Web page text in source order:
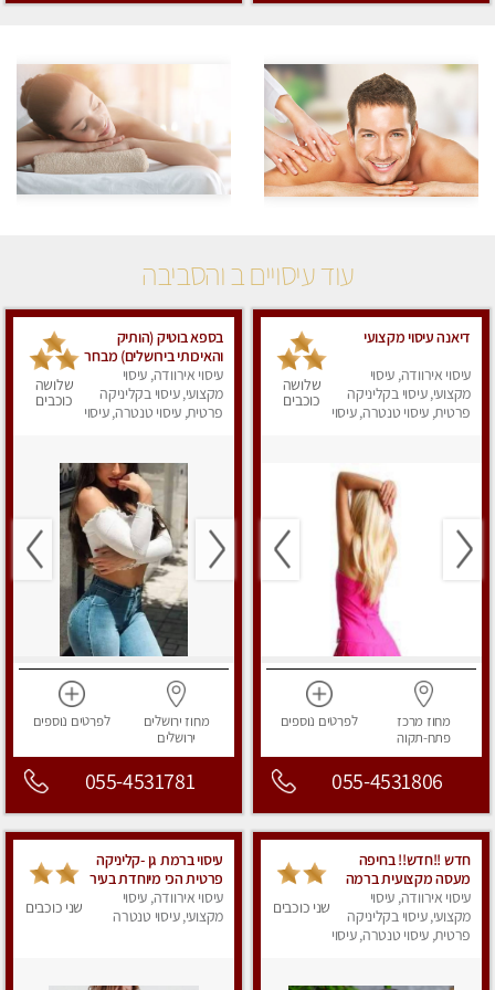
עוד עיסויים ב והסביבה
דיאנה עיסוי מקצועי
עיסוי אירוודה, עיסוי
מקצועי, עיסוי בקליניקה
פרטית, עיסוי טנטרה, עיסוי
שלושה
כוכבים
מחוז מרכז
פתח-תקוה
לפרטים נוספים
055-4531806
בספא בוטיק (הותיק
והאיכותי בירושלים) מבחר
טיפולים מפנקים עם
שמנים חמים לגוף ולנפש.
עיסוי אירוודה, עיסוי
מקצועי, עיסוי בקליניקה
פרטית, עיסוי טנטרה, עיסוי
שלושה
כוכבים
מחוז ירושלים
ירושלים
לפרטים נוספים
055-4531781
חדש !!חדש!! בחיפה
מעסה מקצועית ברמה
גבוה
עיסוי אירוודה, עיסוי
מקצועי, עיסוי בקליניקה
פרטית, עיסוי טנטרה, עיסוי
שני כוכבים
עיסוי ברמת גן -קליניקה
פרטית הכי מיוחדת בעיר
עיסוי אירוודה, עיסוי
מקצועי, עיסוי טנטרה
שני כוכבים